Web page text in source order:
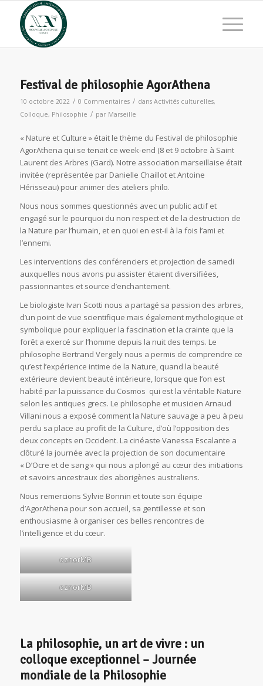
Festival de philosophie AgorAthena
10 octobre 2022 / 0 Commentaires / dans Activités culturelles,
Colloque, Philosophie / par Marseille
« Nature et Culture » était le thème du Festival de philosophie
AgorAthena qui se tenait ce week-end (8 et 9 octobre à Saint
Laurent des Arbres (Gard). Notre association marseillaise était
invitée (représentée par Danielle Chaillot et Antoine
Hérisseau) pour animer des ateliers philo.
Nous nous sommes questionnés avec un public actif et
engagé sur le pourquoi du non respect et de la destruction de
la Nature par l’humain, et en quoi en est-il à la fois l’ami et
l’ennemi.
Les interventions des conférenciers et projection de samedi
auxquelles nous avons pu assister étaient diversifiées,
passionnantes et source d’enchantement.
Le biologiste Ivan Scotti nous a partagé sa passion des arbres,
d’un point de vue scientifique mais également mythologique et
symbolique pour expliquer la fascination et la crainte que la
forêt a exercé sur l’homme depuis la nuit des temps. Le
philosophe Bertrand Vergely nous a permis de comprendre ce
qu’est l’expérience intime de la Nature, quand la beauté
extérieure devient beauté intérieure, lorsque que l’on est
habité par la puissance du Cosmos qui est la véritable Nature
selon les antiques grecs. Le philosophe et musicien Arnaud
Villani nous a exposé comment la Nature sauvage a peu à peu
perdu sa place au profit de la Culture, d’où l’opposition des
deux concepts en Occident. La cinéaste Vanessa Escalante a
clôturé la journée avec la projection de son documentaire
« D’Ocre et de sang » qui nous a plongé au cœur des initiations
et savoirs ancestraux des aborigènes australiens.
Nous remercions Sylvie Bonnin et toute son équipe
d’AgorAthena pour son accueil, sa gentillesse et son
enthousiasme à organiser ces belles rencontres de
l’intelligence et du cœur.
oznorMB
oznorMB
La philosophie, un art de vivre : un
colloque exceptionnel – Journée
mondiale de la Philosophie